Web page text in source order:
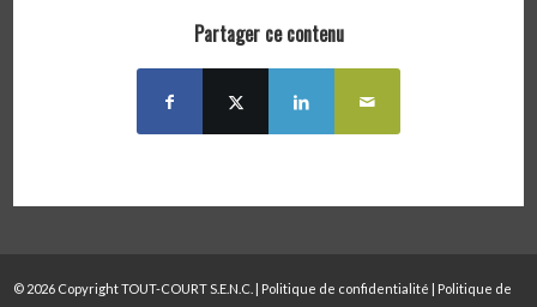
Partager ce contenu
© 2026 Copyright TOUT-COURT S.E.N.C. | Politique de confidentialité Politique de